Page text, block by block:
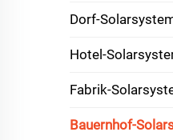
Dorf-
Hotel-
Fabrik-
Bauernhof-